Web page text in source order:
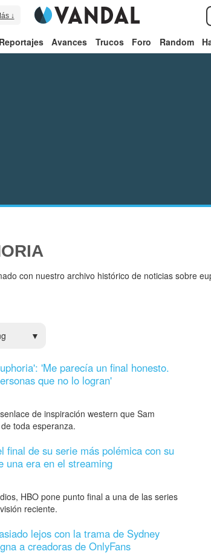
↓
Reportajes Avances Trucos Foro Random
con nuestro archivo histórico de noticias sobre
'Me parecía un final honesto.
que no lo logran'
de inspiración western que Sam
toda esperanza.
final de su serie más polémica con su
una era en el streaming
HBO pone punto final a una de las series
reciente.
lejos con la trama de Sydney
a creadoras de OnlyFans